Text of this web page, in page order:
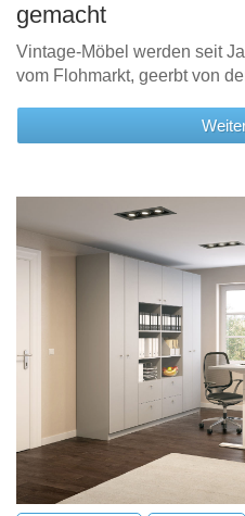
gemacht
Vintage-Möbel werden seit
vom Flohmarkt, geerbt von